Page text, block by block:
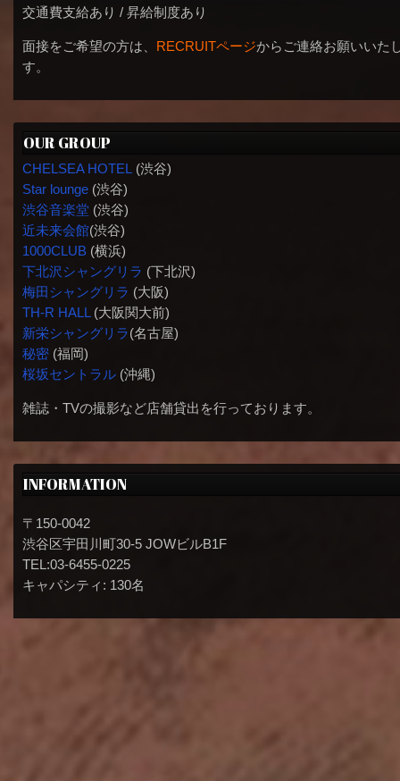
交通費支給あり / 昇給制度あり
面接をご希望の方は、 RECRUITページからご連絡お願いいた
す。
OUR GROUP
CHELSEA HOTEL (渋谷)
Star lounge(渋谷)
渋谷音楽堂(渋谷)
近未来会館(渋谷)
1000CLUB(横浜)
下北沢シャングリラ (下北沢)
梅田シャングリラ (大阪)
TH-R HALL(大阪関大前)
新栄シャングリラ(名古屋)
秘密(福岡)
桜坂セントラル(沖縄)
雑誌・TVの撮影など店舗貸出を行っております。
INFORMATION
〒150-0042
渋谷区宇田川町30-5 JOWビルB1F
TEL:03-6455-0225
キャパシティ: 130名